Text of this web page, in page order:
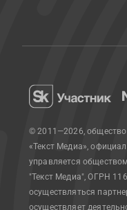
© 2011—2026, общество
«Текст Медиа»,
управляется
"Текст Медиа", ОГРН
осуществляться
осуществляет